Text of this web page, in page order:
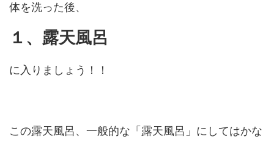
体を洗った後、
１、露天風呂
に入りましょう！！
この露天風呂、一般的な「露天風呂」にしてはかな